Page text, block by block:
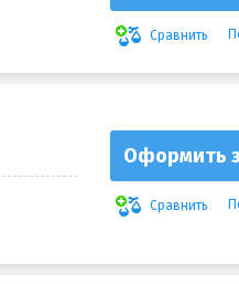
Сравнить
Оформить
Сравнить